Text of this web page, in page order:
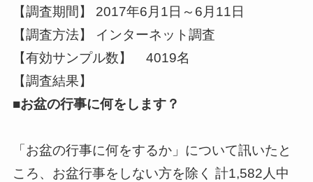
【調査期間】 2017年6月1日～6月11日
【調査方法】 インターネット調査
【有効サンプル数】 4019名
【調査結果】
■お盆の行事に何をします？
「お盆の行事に何をするか」について訊いたと
ころ、お盆行事をしない方を除く 計1,582人中